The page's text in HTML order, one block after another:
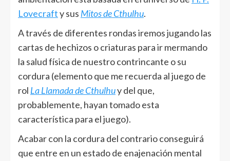
Lovecrafty sus Mitos de Cthulhu.
A través de diferentes rondas iremos jugando las
cartas de hechizos o criaturas para ir mermando
la salud física de nuestro contrincante o su
cordura (elemento que me recuerda al juego de
rol La Llamada de Cthulhuy del que,
probablemente, hayan tomado esta
característica para el juego).
Acabar con la cordura del contrario conseguirá
que entre en un estado de enajenación mental